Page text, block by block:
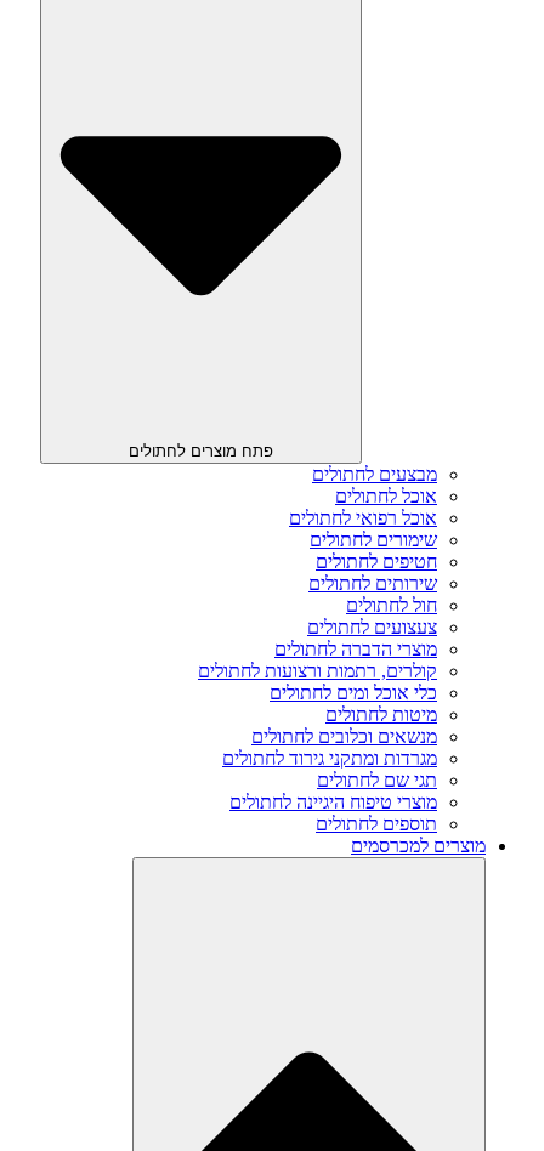
פתח מוצרים לחתולים
מבצעים לחתולים
אוכל לחתולים
אוכל רפואי לחתולים
שימורים לחתולים
חטיפים לחתולים
שירותים לחתולים
חול לחתולים
צעצועים לחתולים
מוצרי הדברה לחתולים
קולרים, רתמות ורצועות לחתולים
כלי אוכל ומים לחתולים
מיטות לחתולים
מנשאים וכלובים לחתולים
מגרדות ומתקני גירוד לחתולים
תגי שם לחתולים
מוצרי טיפוח היגיינה לחתולים
תוספים לחתולים
מוצרים למכרסמים